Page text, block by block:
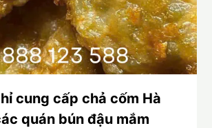
cung cấp chả cốm Hà
quán bún đậu mắm